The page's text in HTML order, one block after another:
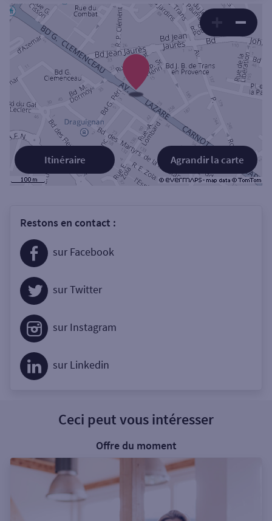
Agrandir la carte
Itinéraire
Restons en contact :
sur Facebook
sur Twitter
sur Instagram
sur Linkedin
Ceci peut vous intéresser
Offre du moment